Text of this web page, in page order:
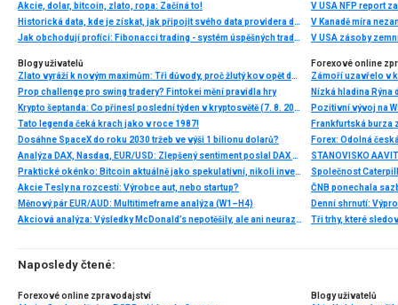
Akcie, dolar, bitcoin, zlato, ropa: Začíná to!
Historická data, kde je získat, jak připojit svého data providera do MultiCharts a proč je budeme potřebovat? (4. díl)
Jak obchodují profíci: Fibonacci trading - systém úspěšných traderů
V USA NFP report
V Kanadě míra
V USA zásoby
Blogy uživatelů
Zlato vyráží k novým maximům: Tři důvody, proč žlutý kov opět dominuje
Prop challenge pro swing tradery? Fintokei mění pravidla hry
Krypto šeptanda: Co přinesl poslední týden v kryptosvětě (7. 8. 2026)
Tato legenda čeká krach jako v roce 1987!
Dosáhne SpaceX do roku 2030 tržeb ve výši 1 bilionu dolarů?
Analýza DAX, Nasdaq, EUR/USD: Zlepšený sentiment poslal DAX na nová maxima
Praktické okénko: Bitcoin aktuálně jako spekulativní, nikoli investiční aktivum
Akcie Tesly na rozcestí: Výrobce aut, nebo startup?
Měnový pár EUR/AUD: Multitimeframe analýza (W1–H4)
Akciová analýza: Výsledky McDonald’s nepotěšily, ale ani neurazily. Jakou vizi společnost prezentovala?
Forexové online
Nízká hladina
Pozitivní vývoj na
Frankfurtská burza
Denní shrnutí:
Tři trhy, které
Naposledy čtené:
Forexové online zpravodajství
Blogy uživatelů